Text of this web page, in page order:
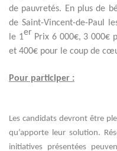
de pauvretés. En plus de
de Saint-Vincent-de-Paul
le 1er Prix 6 000€, 3 000€
et 400€ pour le coup de
Pour participer :
Les candidats devront être
qu’apporte leur solution.
initiatives présentées